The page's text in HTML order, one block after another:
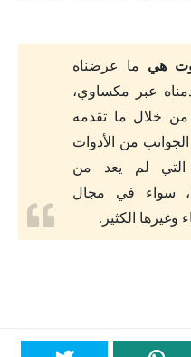
هي ما عرضناه
عبر مكساوي،
خلال ما تقدمه
من الأدوات
التي لم يعد من
سواء في مجال
وغيرها الكثير.